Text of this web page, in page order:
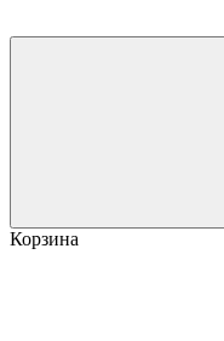
Корзина